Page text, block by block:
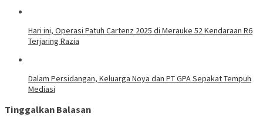
Hari ini, Operasi Patuh Cartenz 2025 di Merauke 52 Kendaraan R6
Terjaring Razia
Dalam Persidangan, Keluarga Noya dan PT GPA Sepakat Tempuh
Mediasi
Tinggalkan Balasan